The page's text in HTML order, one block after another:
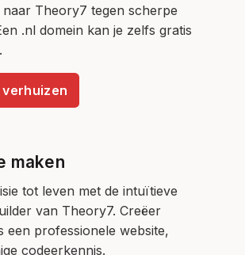
Theory7 tegen scherpe
.nl domein kan je zelfs gratis
verhuizen
maken
tot leven met de intuïtieve
van Theory7. Creëer
een professionele website,
codeerkennis.